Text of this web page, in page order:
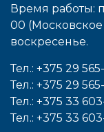
Время работы:
00
воcкресенье.
Тел.: +375 29
Тел.: +375 29
Тел.: +375 33
Тел.: +375 33